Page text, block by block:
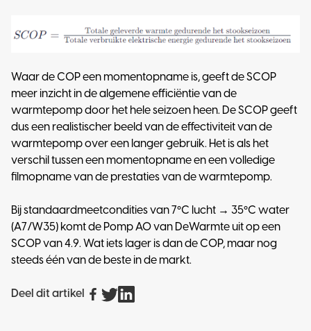
Waar de COP een momentopname is, geeft de SCOP
meer inzicht in de algemene efficiëntie van de
warmtepomp door het hele seizoen heen. De SCOP geeft
dus een realistischer beeld van de effectiviteit van de
warmtepomp over een langer gebruik. Het is als het
verschil tussen een momentopname en een volledige
filmopname van de prestaties van de warmtepomp.
Bij standaardmeetcondities van 7ºC lucht → 35ºC water
(A7/W35) komt de Pomp AO van DeWarmte uit op een
SCOP van 4.9. Wat iets lager is dan de COP, maar nog
steeds één van de beste in de markt.
Deel dit artikel